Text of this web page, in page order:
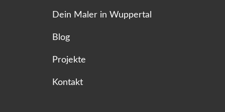
Dein Maler in Wuppertal
Blog
Projekte
Kontakt